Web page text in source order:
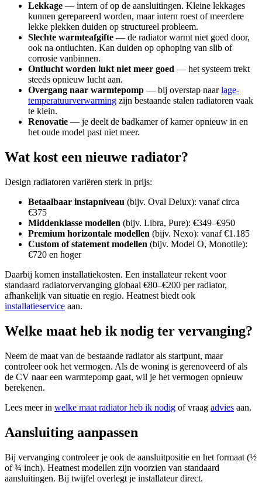
Lekkage — intern of op de aansluitingen. Kleine lekkages
kunnen gerepareerd worden, maar intern roest of meerdere
lekke plekken duiden op structureel probleem.
Slechte warmteafgifte — de radiator warmt niet goed door,
ook na ontluchten. Kan duiden op ophoping van slib of
corrosie vanbinnen.
Ontlucht worden lukt niet meer goed — het systeem trekt
steeds opnieuw lucht aan.
Overgang naar warmtepomp — bij overstap naarlage-
temperatuurverwarming zijn bestaande stalen radiatoren vaak
te klein.
Renovatie — je deelt de badkamer of kamer opnieuw in en
het oude model past niet meer.
Wat kost een nieuwe radiator?
Design radiatoren variëren sterk in prijs:
Betaalbaar instapniveau (bijv. Oval Delux): vanaf circa
€375
Middenklasse modellen (bijv. Libra, Pure): €349–€950
Premium horizontale modellen (bijv. Nexo): vanaf €1.185
Custom of statement modellen (bijv. Model O, Monotile):
€720 en hoger
Daarbij komen installatiekosten. Een installateur rekent voor
standaard radiatorvervanging globaal €80–€200 per radiator,
afhankelijk van situatie en regio. Heatnest biedt ook
installatieservice aan.
Welke maat heb ik nodig ter vervanging?
Neem de maat van de bestaande radiator als startpunt, maar
controleer ook het vermogen. Als de woning is gerenoveerd of als
de CV naar een warmtepomp gaat, wil je het vermogen opnieuw
berekenen.
Lees meer in welke maat radiator heb ik nodig of vraag advies aan.
Aansluiting aanpassen
Bij vervanging controleer je ook de aansluitpositie en het formaat (½
of ¾ inch). Heatnest modellen zijn voorzien van standaard
aansluitingen. Bij twijfel overlegt je installateur direct.